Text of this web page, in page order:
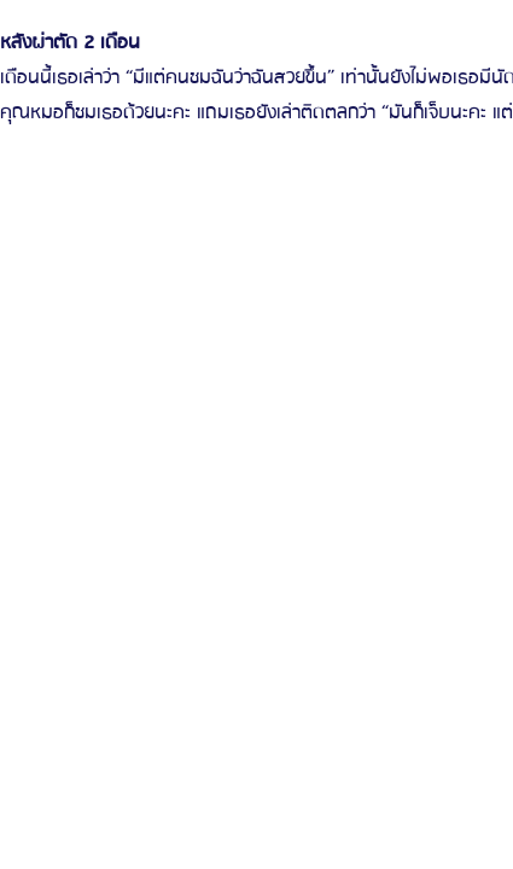
หลังผ่าตัด 2 เดือน
เดือนนี้เธอเล่าว่า “มีแต่คนชมฉันว่าฉันสวยขึ้น” เท่านั้นยังไม่พอเธ
คุณหมอก็ชมเธอด้วยนะคะ แถมเธอยังเล่าติดตลกว่า “มันก็เจ็บนะคะ แ